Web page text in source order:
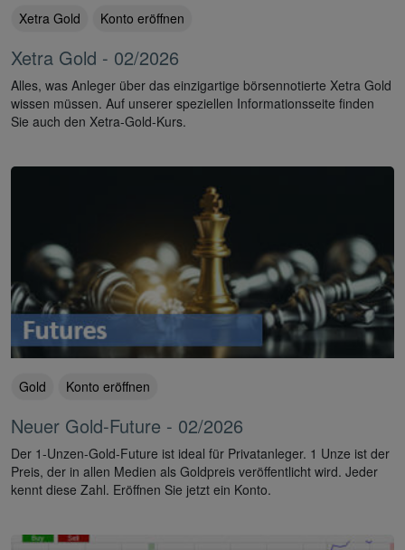
Xetra Gold Konto eröffnen
Xetra Gold - 02/2026
Alles, was Anleger über das einzigartige börsennotierte Xetra Gold
wissen müssen. Auf unserer speziellen Informationsseite finden
Sie auch den Xetra-Gold-Kurs.
Gold Konto eröffnen
Neuer Gold-Future - 02/2026
Der 1-Unzen-Gold-Future ist ideal für Privatanleger. 1 Unze ist der
Preis, der in allen Medien als Goldpreis veröffentlicht wird. Jeder
kennt diese Zahl. Eröffnen Sie jetzt ein Konto.